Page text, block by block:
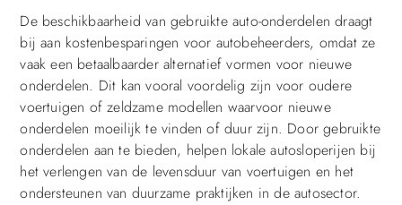
De beschikbaarheid van gebruikte auto-onderdelen draagt
bij aan kostenbesparingen voor autobeheerders, omdat ze
vaak een betaalbaarder alternatief vormen voor nieuwe
onderdelen. Dit kan vooral voordelig zijn voor oudere
voertuigen of zeldzame modellen waarvoor nieuwe
onderdelen moeilijk te vinden of duur zijn. Door gebruikte
onderdelen aan te bieden, helpen lokale autosloperijen bij
het verlengen van de levensduur van voertuigen en het
ondersteunen van duurzame praktijken in de autosector.